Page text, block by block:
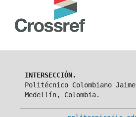
INTERSECCIÓN.
Politécnico Colombiano
Medellín, Colombia.